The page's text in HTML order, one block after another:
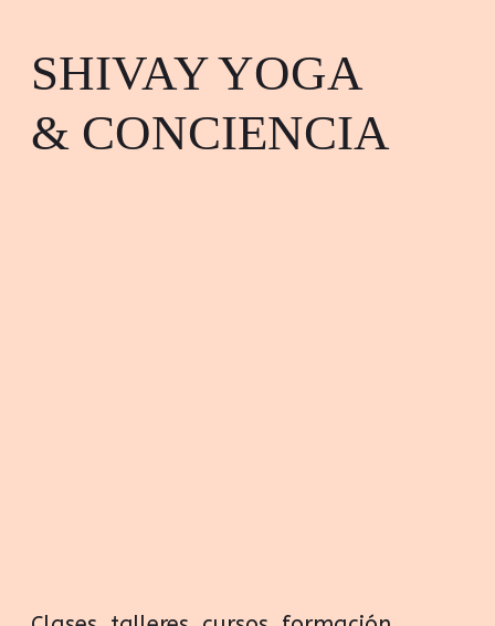
SHIVAY YOGA
& CONCIENCIA